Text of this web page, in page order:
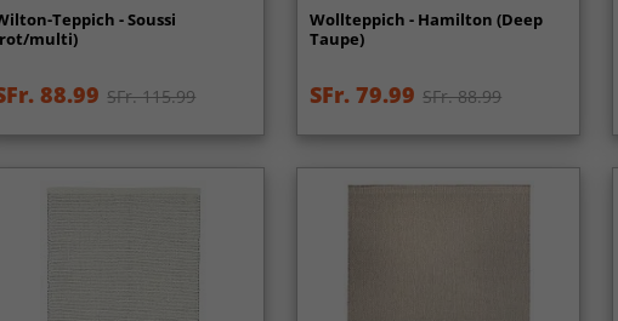
Teppich - Soussi
multi)
88.99 SFr. 115.99
Wollteppich - Hamilton (Deep
Taupe)
SFr. 79.99 SFr. 88.99